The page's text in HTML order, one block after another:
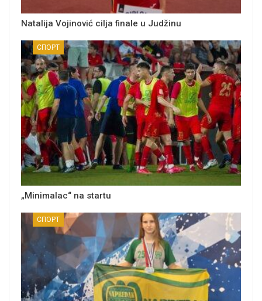
Natalija Vojinović cilja finale u Judžinu
СПОРТ
„Minimalac“ na startu
СПОРТ